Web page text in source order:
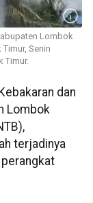
Lombok
Senin
Timur.
dan
Lombok
terjadinya